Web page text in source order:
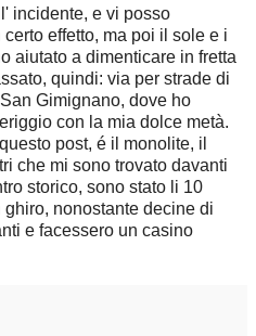
incidente, e vi posso
effetto, ma poi il sole e i
aiutato a dimenticare in fretta
quindi: via per strade di
Gimignano, dove ho
con la mia dolce metà.
post, é il monolite, il
che mi sono trovato davanti
storico, sono stato li 10
nonostante decine di
e facessero un casino